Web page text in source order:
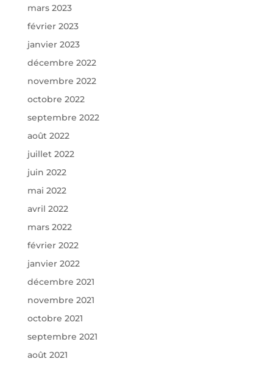
mars 2023
février 2023
janvier 2023
décembre 2022
novembre 2022
octobre 2022
septembre 2022
août 2022
juillet 2022
juin 2022
mai 2022
avril 2022
mars 2022
février 2022
janvier 2022
décembre 2021
novembre 2021
octobre 2021
septembre 2021
août 2021